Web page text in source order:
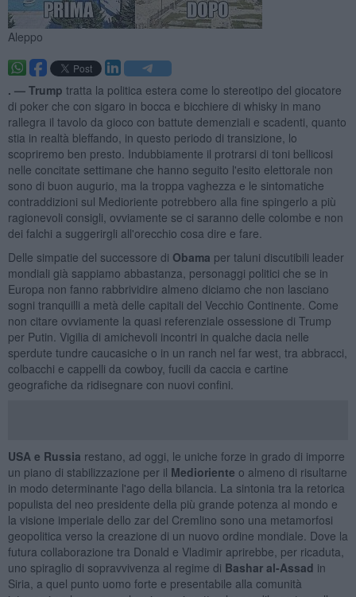
Aleppo
. — Trump tratta la politica estera come lo stereotipo del giocatore
di poker che con sigaro in bocca e bicchiere di whisky in mano
rallegra il tavolo da gioco con battute demenziali e scadenti, quanto
stia in realtà bleffando, in questo periodo di transizione, lo
scopriremo ben presto. Indubbiamente il protrarsi di toni bellicosi
nelle concitate settimane che hanno seguito l'esito elettorale non
sono di buon augurio, ma la troppa vaghezza e le sintomatiche
contraddizioni sul Medioriente potrebbero alla fine spingerlo a più
ragionevoli consigli, ovviamente se ci saranno delle colombe e non
dei falchi a suggerirgli all'orecchio cosa dire e fare.
Delle simpatie del successore di Obama per taluni discutibili leader
mondiali già sappiamo abbastanza, personaggi politici che se in
Europa non fanno rabbrividire almeno diciamo che non lasciano
sogni tranquilli a metà delle capitali del Vecchio Continente. Come
non citare ovviamente la quasi referenziale ossessione di Trump
per Putin. Vigilia di amichevoli incontri in qualche dacia nelle
sperdute tundre caucasiche o in un ranch nel far west, tra abbracci,
colbacchi e cappelli da cowboy, fucili da caccia e cartine
geografiche da ridisegnare con nuovi confini.
USA e Russia restano, ad oggi, le uniche forze in grado di imporre
un piano di stabilizzazione per il Medioriente o almeno di risultarne
in modo determinante l'ago della bilancia. La sintonia tra la retorica
populista del neo presidente della più grande potenza al mondo e
la visione imperiale dello zar del Cremlino sono una metamorfosi
geopolitica verso la creazione di un nuovo ordine mondiale. Dove la
futura collaborazione tra Donald e Vladimir aprirebbe, per ricaduta,
uno spiraglio di sopravvivenza al regime di Bashar al-Assad in
Siria, a quel punto uomo forte e presentabile alla comunità